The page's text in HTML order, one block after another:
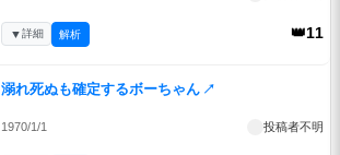
👑11
▼詳細 解析
溺れ死ぬも確定するボーちゃん ↗
1970/1/1 投稿者不明